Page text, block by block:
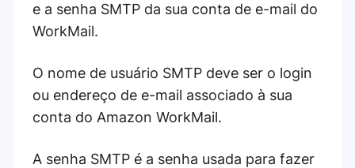
e a senha SMTP da sua conta de e-mail do
WorkMail.
O nome de usuário SMTP deve ser o login
ou endereço de e-mail associado à sua
conta do Amazon WorkMail.
A senha SMTP é a senha usada para fazer